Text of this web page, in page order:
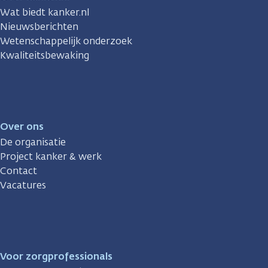
Wat biedt kanker.nl
Nieuwsberichten
Wetenschappelijk onderzoek
Kwaliteitsbewaking
Over ons
De organisatie
Project kanker & werk
Contact
Vacatures
Voor zorgprofessionals